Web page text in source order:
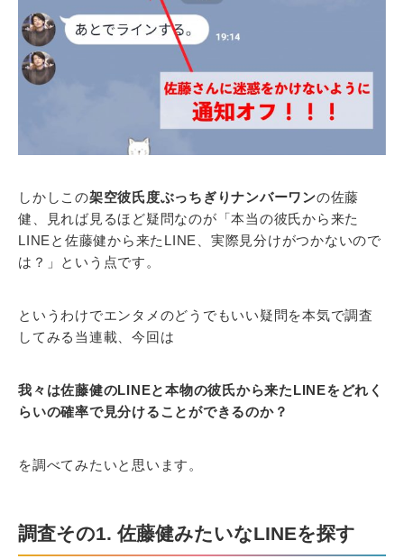
しかしこの架空彼氏度ぶっちぎりナンバーワンの佐藤
健、見れば見るほど疑問なのが「本当の彼氏から来た
LINEと佐藤健から来たLINE、実際見分けがつかないので
は？」という点です。
というわけでエンタメのどうでもいい疑問を本気で調査
してみる当連載、今回は
我々は佐藤健のLINEと本物の彼氏から来たLINEをどれく
らいの確率で見分けることができるのか？
を調べてみたいと思います。
調査その1. 佐藤健みたいなLINEを探す